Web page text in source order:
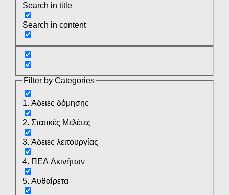
Search in title
Search in content
Filter by Categories
1. Άδειες δόμησης
2. Στατικές Μελέτες
3. Άδειες λειτουργίας
4. ΠΕΑ Ακινήτων
5. Αυθαίρετα